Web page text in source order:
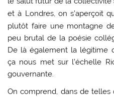
et à Londres, on s’aperçoit
plutôt faire une montagne
peu brutal de la poésie
De là également la légitime
ça nous met sur l’échelle
gouvernante.
On comprend, dans de